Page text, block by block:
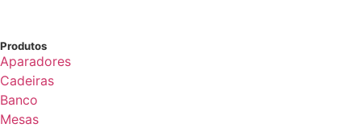
Produtos
Aparadores
Cadeiras
Banco
Mesas